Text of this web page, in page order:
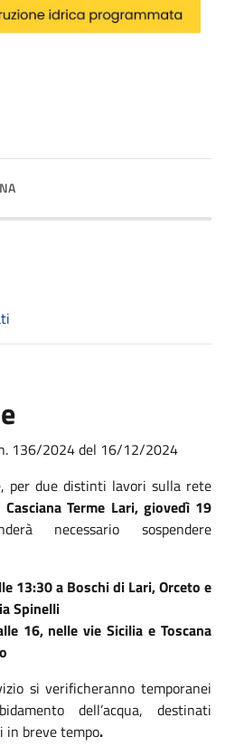
136/2024 del 16/12/2024
per due distinti lavori sulla rete
Casciana Terme Lari, giovedì 19
necessario sospendere
13:30a Boschi di Lari, Orceto e
Spinelli
16, nelle vie Sicilia e Toscana
si verificheranno temporanei
dell’acqua, destinati
in breve tempo.